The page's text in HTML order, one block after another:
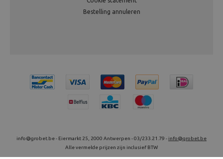
Bestelling annuleren
info@grobet.be - Eiermarkt 25, 2000 Antwerpen - 03/233.21.79 - info@grobet.be
Alle vermelde prijzen zijn inclusief BTW